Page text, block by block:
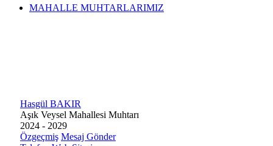
MAHALLE MUHTARLARIMIZ
Hasgül BAKIR
Aşık Veysel Mahallesi Muhtarı
2024 - 2029
Özgeçmiş Mesaj Gönder